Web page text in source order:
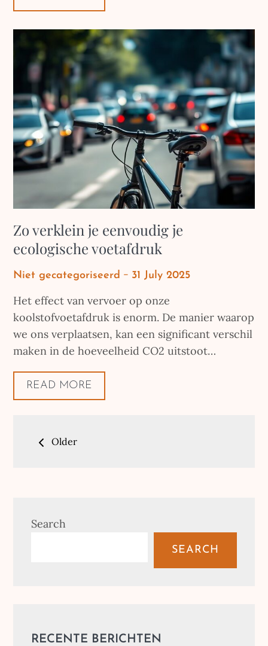
Zo verklein je eenvoudig je
ecologische voetafdruk
Niet gecategoriseerd
Posted
31 July 2025
Het effect van vervoer op onze
koolstofvoetafdruk is enorm. De manier waarop
we ons verplaatsen, kan een significant verschil
maken in de hoeveelheid CO2 uitstoot…
READ MORE
Posts
Older
Search
SEARCH
RECENTE BERICHTEN